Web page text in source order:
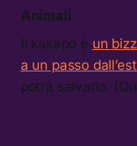
Animali
Il kakapo è un
a un passo
potrà salvarlo.